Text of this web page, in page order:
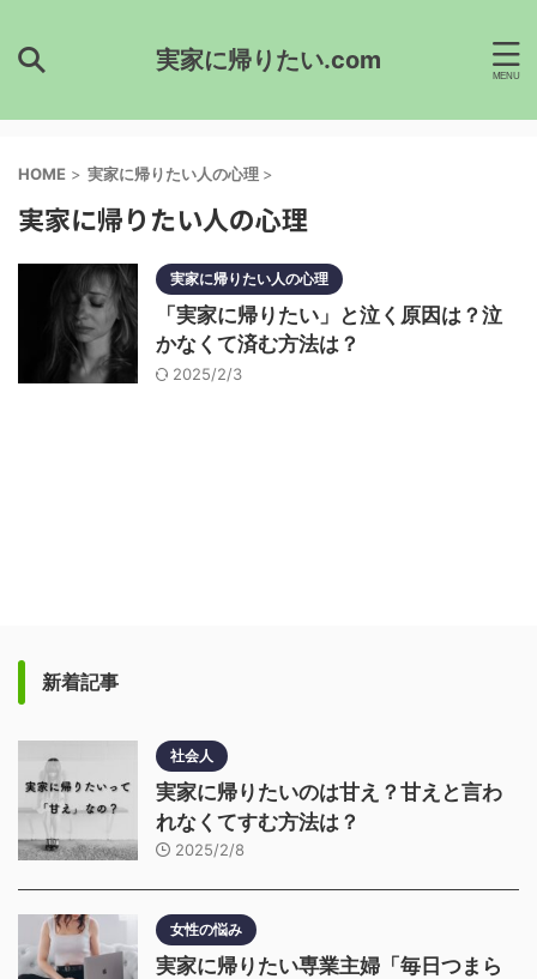
実家に帰りたい.com
HOME > 実家に帰りたい人の心理 >
実家に帰りたい人の心理
実家に帰りたい人の心理
「実家に帰りたい」と泣く原因は？泣
かなくて済む方法は？
2025/2/3
新着記事
社会人
実家に帰りたいのは甘え？甘えと言わ
れなくてすむ方法は？
2025/2/8
女性の悩み
実家に帰りたい専業主婦「毎日つまら